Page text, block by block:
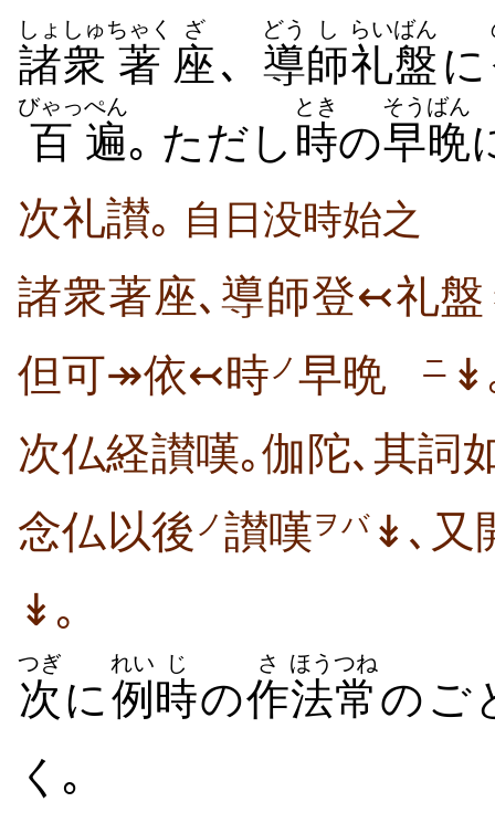
諸衆
しょしゅ
著
ちゃく
座
ざ
､ 導
どう
師
し
礼盤
らいばん
に
百
びゃっ
遍
ぺん
｡ ただし 時
とき
の早晩
そうばん
次礼讃｡ 自日没時始之
諸衆著座､導師登↢礼
但可↠依↢時 ノ 早晩 ニ ↡
次仏経讃嘆｡伽陀､其
念仏以後 ノ 讃嘆ヲバ ↡､又
↡｡
次
つぎ
に例
れい
時
じ
の作
さ
法
ほう
常
つね
のご
く｡